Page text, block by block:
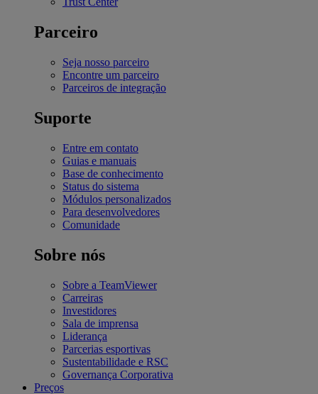
Parceiro
Seja nosso parceiro
Encontre um parceiro
Parceiros de integração
Suporte
Entre em contato
Guias e manuais
Base de conhecimento
Status do sistema
Módulos personalizados
Para desenvolvedores
Comunidade
Sobre nós
Sobre a TeamViewer
Carreiras
Investidores
Sala de imprensa
Liderança
Parcerias esportivas
Sustentabilidade e RSC
Governança Corporativa
Preços